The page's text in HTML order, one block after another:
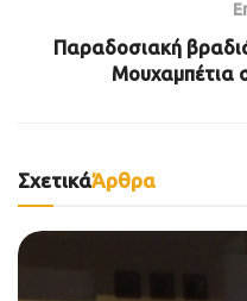
Παραδοσιακή
Μουχαμπέτια
ΣχετικάΆρθρα